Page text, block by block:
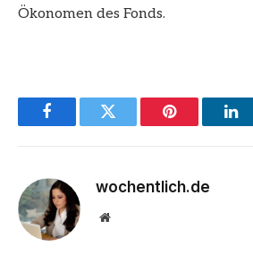
Ökonomen des Fonds.
FacebookTwitter Pinterest
wochentlich.de
Website